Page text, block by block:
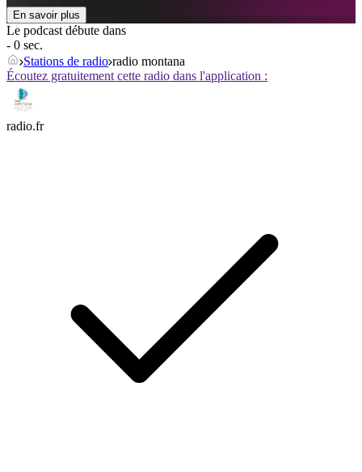
En savoir plus
Le podcast débute dans
- 0 sec.
Stations de radio radio montana
Écoutez gratuitement cette radio dans l'application :
radio.fr